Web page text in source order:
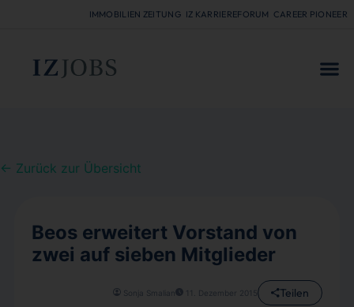
IMMOBILIEN ZEITUNG IZ KARRIEREFORUM CAREER PIONEER
← Zurück zur Übersicht
Beos erweitert Vorstand von
zwei auf sieben Mitglieder
Sonja Smalian 11. Dezember 2015 Teilen